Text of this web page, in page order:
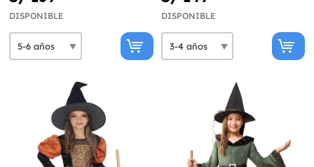
DISPONIBLE DISPONIBLE